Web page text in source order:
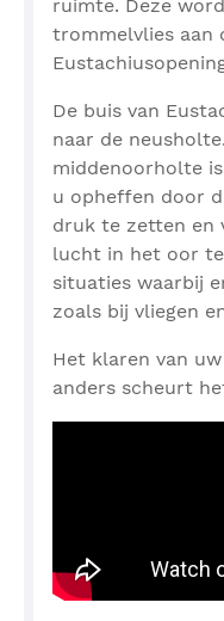
ruimte. Deze
trommelvlies aan
De buis van
naar de
middenoorholte
u opheffen door
druk te zetten en
lucht in het oor
situaties waarbij
zoals bij vliegen
Het klaren van
anders scheurt